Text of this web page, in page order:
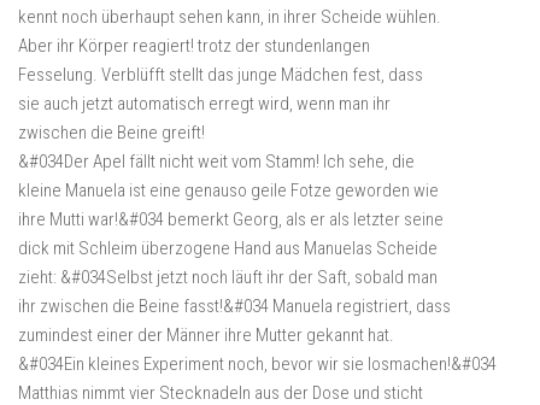
kennt noch überhaupt sehen kann, in ihrer Scheide wühlen.
Aber ihr Körper reagiert! trotz der stundenlangen
Fesselung. Verblüfft stellt das junge Mädchen fest, dass
sie auch jetzt automatisch erregt wird, wenn man ihr
zwischen die Beine greift!
&#034Der Apel fällt nicht weit vom Stamm! Ich sehe, die
kleine Manuela ist eine genauso geile Fotze geworden wie
ihre Mutti war!&#034 bemerkt Georg, als er als letzter seine
dick mit Schleim überzogene Hand aus Manuelas Scheide
zieht: &#034Selbst jetzt noch läuft ihr der Saft, sobald man
ihr zwischen die Beine fasst!&#034 Manuela registriert, dass
zumindest einer der Männer ihre Mutter gekannt hat.
&#034Ein kleines Experiment noch, bevor wir sie losmachen!&#034
Matthias nimmt vier Stecknadeln aus der Dose und sticht